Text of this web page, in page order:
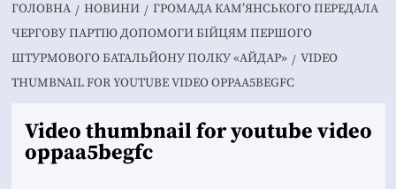
ГОЛОВНА НОВИНИ
ГРОМАДА КАМ’ЯНСЬКОГО ПЕРЕДАЛА
ЧЕРГОВУ ПАРТІЮ ДОПОМОГИ БІЙЦЯМ ПЕРШОГО
ШТУРМОВОГО БАТАЛЬЙОНУ ПОЛКУ «АЙДАР»
VIDEO
THUMBNAIL FOR YOUTUBE VIDEO OPPAA5BEGFC
Video thumbnail for youtube video
oppaa5begfc